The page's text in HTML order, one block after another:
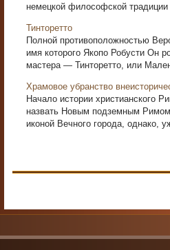
немецкой философской традиции
Тинторетто
Полной противоположностью
имя которого Якопо Робусти Он
мастера — Тинторетто, или
Храмовое убранство
Начало истории христианского
назвать Новым подземным
иконой Вечного города, однако,